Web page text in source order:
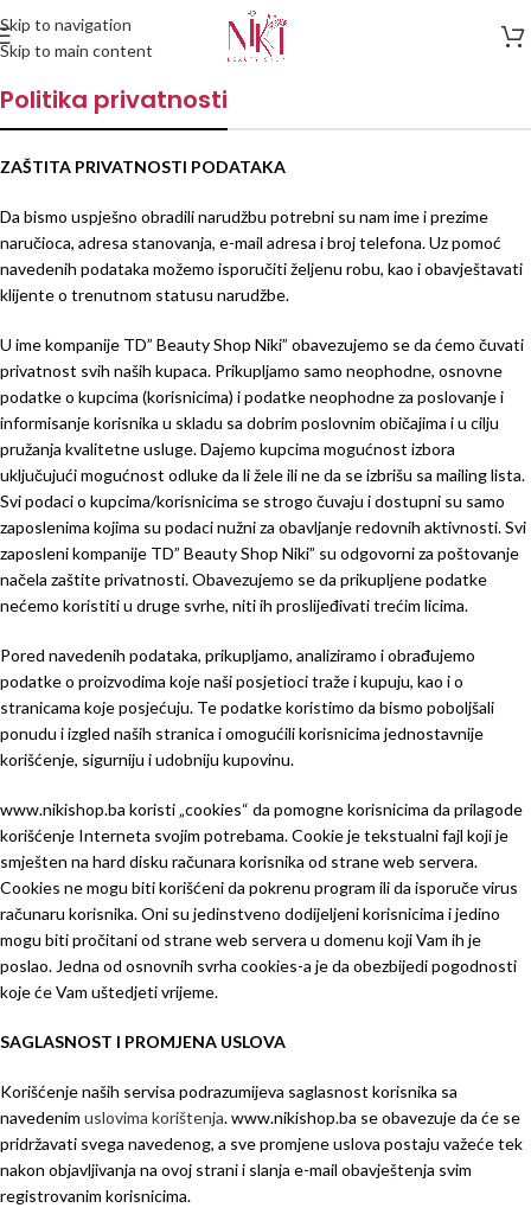
Skip to navigation
Skip to main content
Politika privatnosti
ZAŠTITA PRIVATNOSTI PODATAKA
Da bismo uspješno obradili narudžbu potrebni su nam ime i prezime
naručioca, adresa stanovanja, e-mail adresa i broj telefona. Uz pomoć
navedenih podataka možemo isporučiti željenu robu, kao i obavještavati
klijente o trenutnom statusu narudžbe.
U ime kompanije TD” Beauty Shop Niki” obavezujemo se da ćemo čuvati
privatnost svih naših kupaca. Prikupljamo samo neophodne, osnovne
podatke o kupcima (korisnicima) i podatke neophodne za poslovanje i
informisanje korisnika u skladu sa dobrim poslovnim običajima i u cilju
pružanja kvalitetne usluge. Dajemo kupcima mogućnost izbora
uključujući mogućnost odluke da li žele ili ne da se izbrišu sa mailing lista.
Svi podaci o kupcima/korisnicima se strogo čuvaju i dostupni su samo
zaposlenima kojima su podaci nužni za obavljanje redovnih aktivnosti. Svi
zaposleni kompanije TD” Beauty Shop Niki” su odgovorni za poštovanje
načela zaštite privatnosti. Obavezujemo se da prikupljene podatke
nećemo koristiti u druge svrhe, niti ih proslijeđivati trećim licima.
Pored navedenih podataka, prikupljamo, analiziramo i obrađujemo
podatke o proizvodima koje naši posjetioci traže i kupuju, kao i o
stranicama koje posjećuju. Te podatke koristimo da bismo poboljšali
ponudu i izgled naših stranica i omogućili korisnicima jednostavnije
korišćenje, sigurniju i udobniju kupovinu.
www.nikishop.ba koristi „cookies“ da pomogne korisnicima da prilagode
korišćenje Interneta svojim potrebama. Cookie je tekstualni fajl koji je
smješten na hard disku računara korisnika od strane web servera.
Cookies ne mogu biti korišćeni da pokrenu program ili da isporuče virus
računaru korisnika. Oni su jedinstveno dodijeljeni korisnicima i jedino
mogu biti pročitani od strane web servera u domenu koji Vam ih je
poslao. Jedna od osnovnih svrha cookies-a je da obezbijedi pogodnosti
koje će Vam uštedjeti vrijeme.
SAGLASNOST I PROMJENA USLOVA
Korišćenje naših servisa podrazumijeva saglasnost korisnika sa
navedenim uslovima korištenja. www.nikishop.ba se obavezuje da će se
pridržavati svega navedenog, a sve promjene uslova postaju važeće tek
nakon objavljivanja na ovoj strani i slanja e-mail obavještenja svim
registrovanim korisnicima.